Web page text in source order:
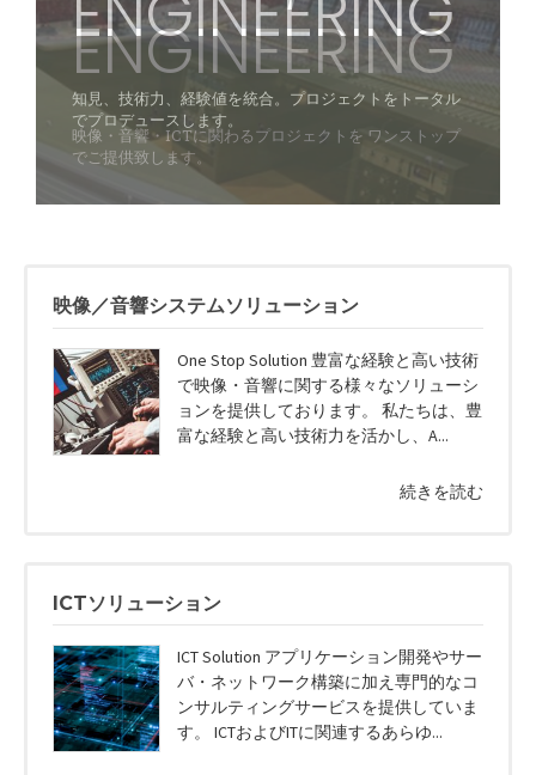
ENGINEERING
映像・音響・ICTに関わるプロジェクトを ワンストップ
でご提供致します。
知見、技術力、経験値を統合。プロジェクトをトータル
でプロデュースします。
映像音響やIT関連のさまざまな機器やソリューションを
取り扱っております。
お客様のご要望に合わせてベストな製品・組み合わせを
ご提案します。
ENGINEERING
映像・音響・ICTに関わるプロジェクトを ワンストップ
でご提供致します。
知見、技術力、経験値を統合。プロジェクトをトータル
でプロデュースします。
映像音響やIT関連のさまざまな機器やソリューションを
取り扱っております。
お客様のご要望に合わせてベストな製品・組み合わせを
ご提案します。
ENGINEERING
映像・音響・ICTに関わるプロジェクトを ワンストップ
でご提供致します。
知見、技術力、経験値を統合。プロジェクトをトータル
でプロデュースします。
映像音響やIT関連のさまざまな機器やソリューションを
取り扱っております。
お客様のご要望に合わせてベストな製品・組み合わせを
ご提案します。
映像／音響システムソリューション
One Stop Solution 豊富な経験と高い技術
で映像・音響に関する様々なソリューシ
ョンを提供しております。 私たちは、豊
富な経験と高い技術力を活かし、A...
続きを読む
ICTソリューション
ICT Solution アプリケーション開発やサー
バ・ネットワーク構築に加え専門的なコ
ンサルティングサービスを提供していま
す。 ICTおよびITに関連するあらゆ...